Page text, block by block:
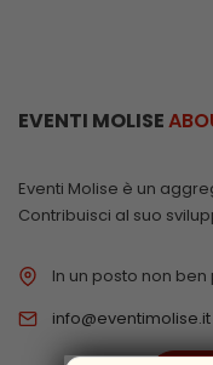
EVENTI MOLISE
Eventi Molise è un
Contribuisci al suo
In un posto non
info@eventimolise.it